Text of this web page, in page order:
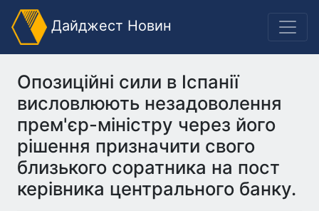
Дайджест Новин
Опозиційні сили в Іспанії
висловлюють незадоволення
прем'єр-міністру через його
рішення призначити свого
близького соратника на пост
керівника центрального банку.